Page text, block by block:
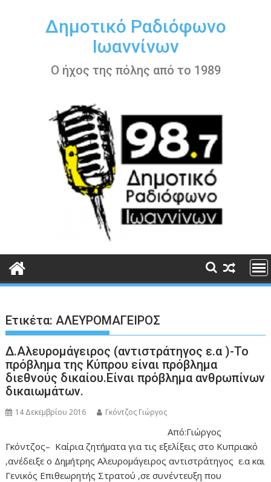
περιεχόμενοΔημοτικό Ραδιόφωνο
Ιωαννίνων
Ο ήχος της πόλης από το 1989
Ετικέτα:ΑΛΕΥΡΟΜΑΓΕΙΡΟΣ
Δ.Αλευρομάγειρος (αντιστράτηγος ε.α )-Το
πρόβλημα της Κύπρου είναι πρόβλημα
διεθνούς δικαίου.Είναι πρόβλημα ανθρωπίνων
δικαιωμάτων.
14 Δεκεμβρίου 2016 Γκόντζος Γιώργος
Από:Γιώργος
Γκόντζος– Καίρια ζητήματα για τις εξελίξεις στο Κυπριακό
,ανέδειξε ο Δημήτρης Αλευρομάγειρος αντιστράτηγος ε.α και
Γενικός Επιθεωρητής Στρατού ,σε συνέντευξη που